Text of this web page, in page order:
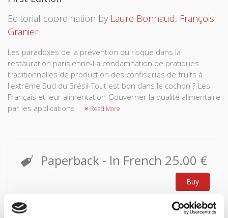
Editorial coordination by Laure Bonnaud, François
Granier
Les paradoxes de la prévention du risque dans la
restauration parisienne-La condamnation de pratiques
traditionnelles de production des confiseries de fruits à
l'extrême Sud du Brésil-Tout est bon dans le cochon ?-Les
Français et leur alimentation-Gouverner la qualité alimentaire
par les applications
Read More
Paperback - In French 25.00 €
Buy